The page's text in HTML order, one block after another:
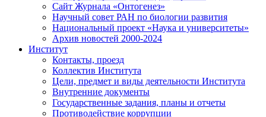
Сайт Журнала «Онтогенез»
Научный совет РАН по биологии развития
Национальный проект «Наука и университеты»
Архив новостей 2000-2024
Институт
Контакты, проезд
Коллектив Института
Цели, предмет и виды деятельности Института
Внутренние документы
Государственные задания, планы и отчеты
Противодействие коррупции